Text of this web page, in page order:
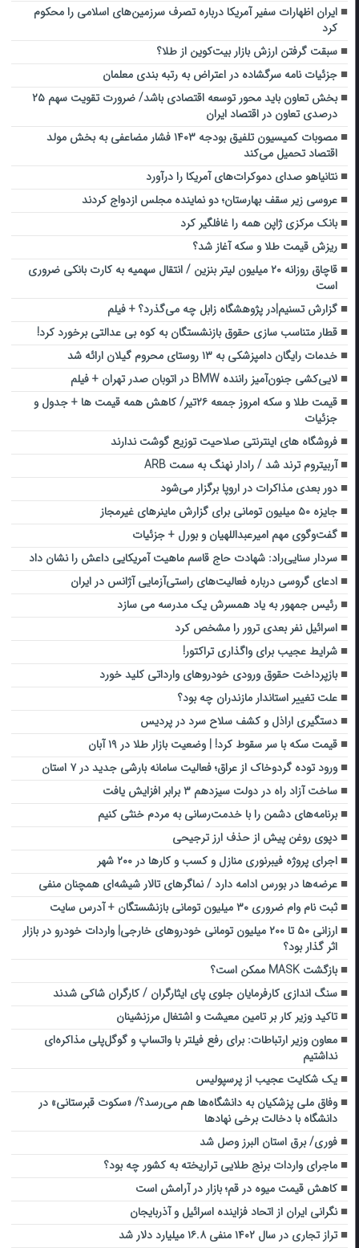
ایران اظهارات سفیر آمریکا درباره تصرف سرزمین‌های اسلامی را محکوم
کرد
سبقت گرفتن ارزش بازار بیت‌کوین از طلا؟
جزئیات نامه سرگشاده در اعتراض به رتبه بندی معلمان
بخش تعاون باید محور توسعه اقتصادی باشد/ ضرورت تقویت سهم ۲۵
درصدی تعاون در اقتصاد ایران
مصوبات کمیسیون تلفیق بودجه ۱۴۰۳ فشار مضاعفی به بخش مولد
اقتصاد تحمیل می‌کند
نتانیاهو صدای دموکرات‌های آمریکا را درآورد
عروسی زیر سقف بهارستان؛ دو نماینده مجلس ازدواج کردند
بانک مرکزی ژاپن همه را غافلگیر کرد
ریزش قیمت طلا و سکه آغاز شد؟
قاچاق روزانه ۲۰ میلیون لیتر بنزین / انتقال سهمیه به کارت بانکی ضروری
است
گزارش تسنیم|در پژوهشگاه زابل چه می‌گذرد؟ + فیلم
قطار متناسب‌ سازی حقوق بازنشستگان به کوه بی عدالتی برخورد کرد!
خدمات رایگان دامپزشکی به ۱۳ روستای محروم گیلان ارائه شد
لایی‌کشی جنون‌آمیز راننده BMW در اتوبان صدر تهران + فیلم
قیمت طلا و سکه امروز جمعه ۲۶تیر/ کاهش همه قیمت ها + جدول و
جزئیات
فروشگاه های اینترنتی صلاحیت توزیع گوشت ندارند
آربیتروم ترند شد / رادار نهنگ به سمت ARB
دور بعدی مذاکرات در اروپا برگزار می‌شود
جایزه ۵۰ میلیون تومانی برای گزارش ماینرهای غیرمجاز
گفت‌وگوی مهم امیرعبداللهیان و بورل + جزئیات
سردار سنایی‌راد: شهادت حاج قاسم ماهیت آمریکایی داعش را نشان داد
ادعای گروسی درباره فعالیت‌های راستی‌آزمایی آژانس در ایران
رئیس جمهور به یاد همسرش یک مدرسه می سازد
اسرائیل نفر بعدی ترور را مشخص کرد
شرایط عجیب برای واگذاری تراکتور!
بازپرداخت حقوق ورودی خودروهای وارداتی کلید خورد
علت تغییر استاندار مازندران چه بود؟
دستگیری اراذل و کشف سلاح سرد در پردیس
قیمت سکه با سر سقوط کرد! | وضعیت بازار طلا در ۱۹ آبان
ورود توده گردوخاک از عراق؛ فعالیت سامانه بارشی جدید در ۷ استان
ساخت آزاد راه در دولت سیزدهم ۳ برابر افزایش یافت
برنامه‌های دشمن را با خدمت‌رسانی به مردم خنثی کنیم
دپوی روغن پیش از حذف ارز ترجیحی
اجرای پروژه فیبرنوری منازل و کسب و کارها در ۲۰۰ شهر
عرضه‌ها در بورس ادامه دارد / نماگرهای تالار شیشه‌ای همچنان منفی
ثبت‌ نام وام ضروری ۳۰ میلیون تومانی بازنشستگان + آدرس سایت
ارزانی ۵۰ تا ۲۰۰ میلیون تومانی خودروهای خارجی| واردات خودرو در بازار
اثر گذار بود؟
بازگشت MASK ممکن است؟
سنگ اندازی کارفرمایان جلوی پای ایثارگران / کارگران شاکی شدند
تاکید وزیر کار بر تامین معیشت و اشتغال مرزنشینان
معاون وزیر ارتباطات: برای رفع فیلتر با واتساپ و گوگل‌پلی مذاکره‌ای
نداشتیم
یک شکایت عجیب از پرسپولیس
وفاق ملی پزشکیان به دانشگاه‌ها هم می‌رسد؟/ «سکوت قبرستانی» در
دانشگاه با دخالت برخی نهادها
فوری/ برق استان البرز وصل شد
ماجرای واردات برنج طلایی تراریخته به کشور چه بود؟
کاهش قیمت میوه در قم؛ بازار در آرامش است
نگرانی ایران از اتحاد فزاینده اسرائیل و آذربایجان
تراز تجاری در سال ۱۴۰۲ منفی ۱۶.۸ میلیارد دلار شد